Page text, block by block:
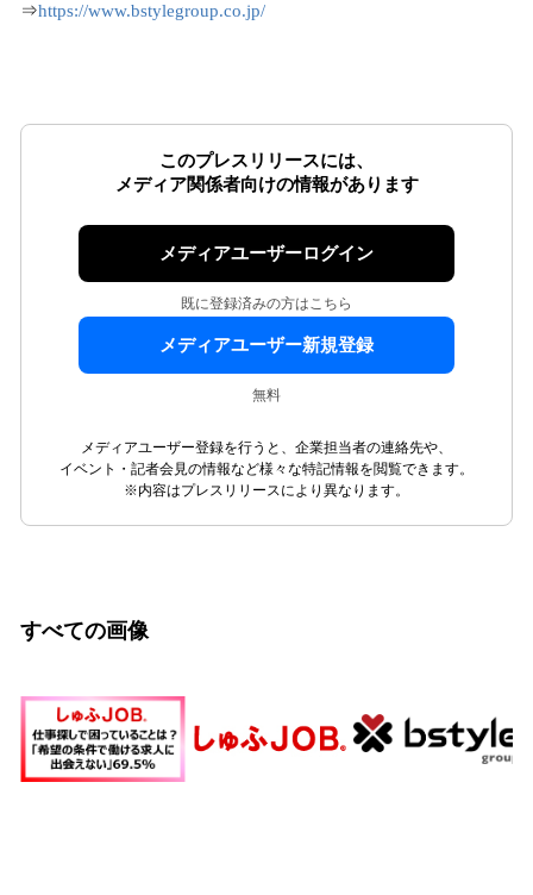
⇒https://www.bstylegroup.co.jp/
このプレスリリースには、
メディア関係者向けの情報があります
メディアユーザーログイン
既に登録済みの方はこちら
メディアユーザー新規登録
無料
メディアユーザー登録を行うと、企業担当者の連絡先や、
イベント・記者会見の情報など様々な特記情報を閲覧できます。
※内容はプレスリリースにより異なります。
すべての画像